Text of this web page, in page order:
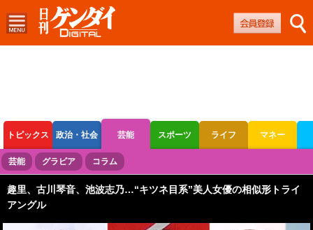
トピックス 政治・社会 芸能 スポーツ ライフ マネー
ボートレース 競輪 オートレース
芸能 グラビア コラム
趣里、古川琴音、池波志乃…“キツネ目系”美人女優の相似形トライ
アングル